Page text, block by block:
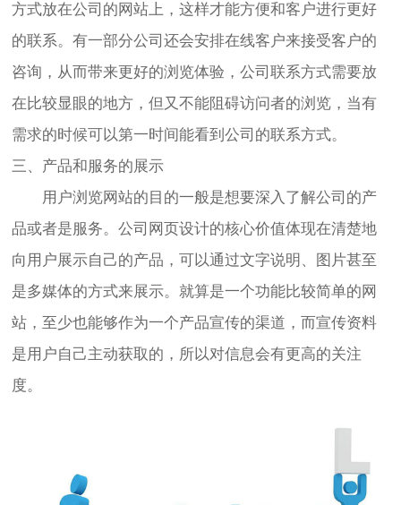
方式放在公司的网站上，这样才能方便和客户进行更好
的联系。有一部分公司还会安排在线客户来接受客户的
咨询，从而带来更好的浏览体验，公司联系方式需要放
在比较显眼的地方，但又不能阻碍访问者的浏览，当有
需求的时候可以第一时间能看到公司的联系方式。
三、产品和服务的展示
用户浏览网站的目的一般是想要深入了解公司的产
品或者是服务。公司网页设计的核心价值体现在清楚地
向用户展示自己的产品，可以通过文字说明、图片甚至
是多媒体的方式来展示。就算是一个功能比较简单的网
站，至少也能够作为一个产品宣传的渠道，而宣传资料
是用户自己主动获取的，所以对信息会有更高的关注
度。